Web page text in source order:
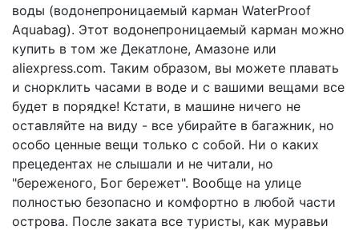
воды (водонепроницаемый карман WaterProof
Aquabag). Этот водонепроницаемый карман можно
купить в том же Декатлоне, Амазоне или
aliexpress.com. Таким образом, вы можете плавать
и снорклить часами в воде и с вашими вещами все
будет в порядке! Кстати, в машине ничего не
оставляйте на виду - все убирайте в багажник, но
особо ценные вещи только с собой. Ни о каких
прецедентах не слышали и не читали, но
"береженого, Бог бережет". Вообще на улице
полностью безопасно и комфортно в любой части
острова. После заката все туристы, как муравьи